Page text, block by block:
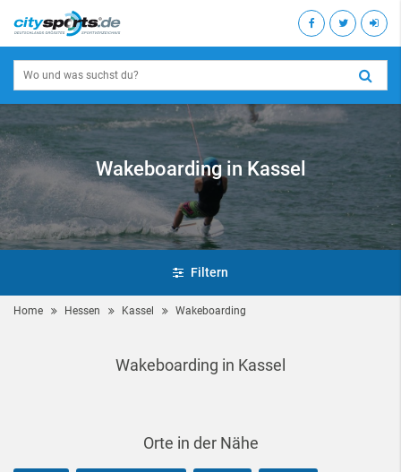
Wakeboarding in Kassel
Filtern
Home Hessen Kassel Wakeboarding
Wakeboarding in Kassel
Orte in der Nähe